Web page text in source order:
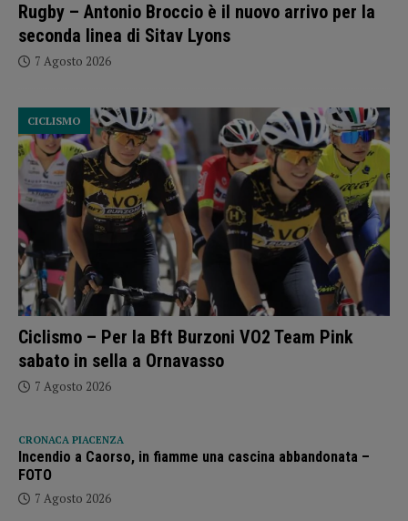
Rugby – Antonio Broccio è il nuovo arrivo per la
seconda linea di Sitav Lyons
7 Agosto 2026
Ciclismo – Per la Bft Burzoni VO2 Team Pink
sabato in sella a Ornavasso
CICLISMO
7 Agosto 2026
CRONACA PIACENZA
Incendio a Caorso, in fiamme una cascina abbandonata –
FOTO
7 Agosto 2026